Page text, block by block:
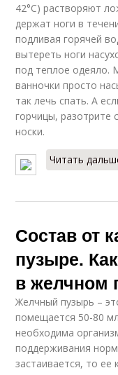
42°С) растворяют
держат ноги в
подливая горячей
вытереть ноги
под теплое одеяло.
ванночки просто
так лечь спать. А
горчицы, разотрите
носки.
Читать
Состав от
пузыре.
в желчном
Желчный пузырь –
помещается 50-80
необходима
поддерживания
застаивается, то